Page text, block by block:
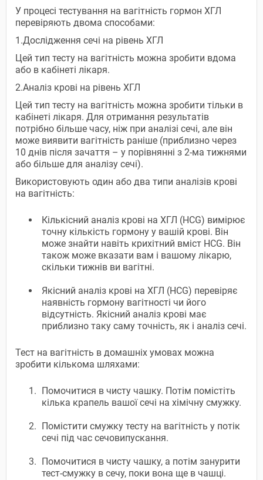
У процесі тестування на вагітність гормон ХГЛ
перевіряють двома способами:
1.Дослідження сечі на рівень ХГЛ
Цей тип тесту на вагітність можна зробити вдома
або в кабінеті лікаря.
2.Аналіз крові на рівень ХГЛ
Цей тип тесту на вагітність можна зробити тільки в
кабінеті лікаря. Для отримання результатів
потрібно більше часу, ніж при аналізі сечі, але він
може виявити вагітність раніше (приблизно через
10 днів після зачаття – у порівнянні з 2-ма тижнями
або більше для аналізу сечі).
Використовують один або два типи аналізів крові
на вагітність:
Кількісний аналіз крові на ХГЛ (НCG) вимірює
точну кількість гормону у вашій крові. Він
може знайти навіть крихітний вміст НCG. Він
також може вказати вам і вашому лікарю,
скільки тижнів ви вагітні.
Якісний аналіз крові на ХГЛ (НCG) перевіряє
наявність гормону вагітності чи його
відсутність. Якісний аналіз крові має
приблизно таку саму точність, як і аналіз сечі.
Тест на вагітність в домашніх умовах можна
зробити кількома шляхами:
Помочитися в чисту чашку. Потім помістіть
кілька крапель вашої сечі на хімічну смужку.
Помістити смужку тесту на вагітність у потік
сечі під час сечовипускання.
Помочитися в чисту чашку, а потім занурити
тест-смужку в сечу, поки вона ще в чашці.